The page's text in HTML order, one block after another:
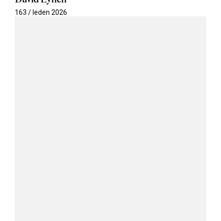
163 / leden 2026